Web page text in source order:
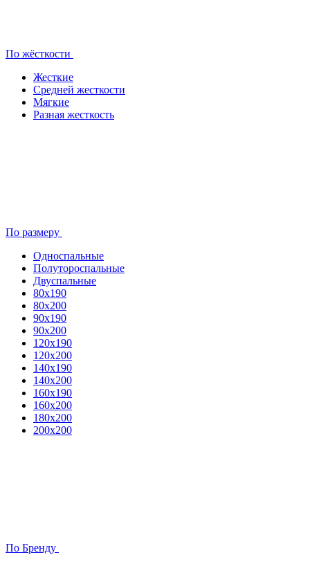
По жёсткости
Жесткие
Средней жесткости
Мягкие
Разная жесткость
По размеру
Односпальные
Полутороспальные
Двуспальные
80x190
80х200
90х190
90х200
120х190
120х200
140х190
140х200
160х190
160х200
180х200
200х200
По Бренду